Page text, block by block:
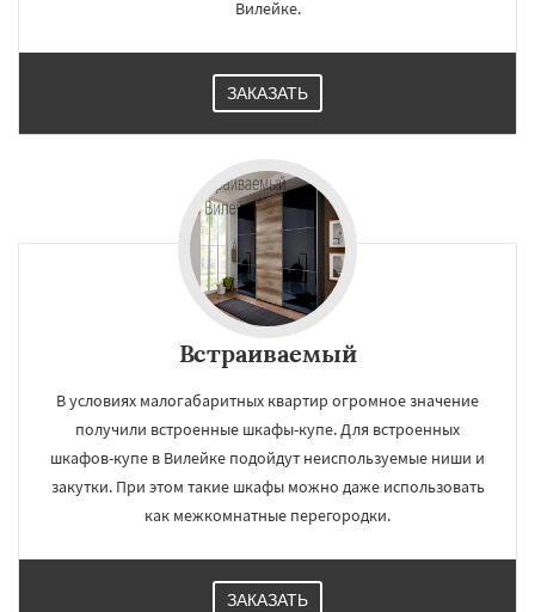
Вилейке.
ЗАКАЗАТЬ
Встраиваемый
В условиях малогабаритных квартир огромное значение
получили встроенные шкафы-купе. Для встроенных
шкафов-купе в Вилейке подойдут неиспользуемые ниши и
закутки. При этом такие шкафы можно даже использовать
как межкомнатные перегородки.
ЗАКАЗАТЬ